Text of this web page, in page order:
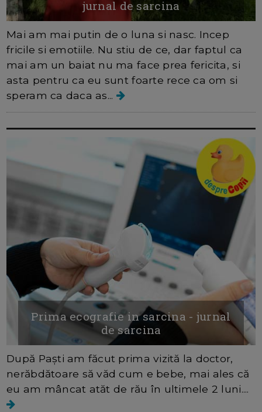
jurnal de sarcina
Mai am mai putin de o luna si nasc. Incep
fricile si emotiile. Nu stiu de ce, dar faptul ca
mai am un baiat nu ma face prea fericita, si
asta pentru ca eu sunt foarte rece ca om si
speram ca daca as...
Prima ecografie in sarcina - jurnal
de sarcina
După Paști am făcut prima vizită la doctor,
nerăbdătoare să văd cum e bebe, mai ales că
eu am mâncat atăt de rău în ultimele 2 luni....